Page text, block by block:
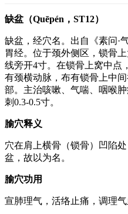
缺盆（Quēpén，ST12）
缺盆，经穴名。出自《素问·
胃经。位于颈外侧区，锁骨
线旁开4寸。在锁骨上窝中点
有颈横动脉，布有锁骨上中
部。主治咳嗽、气喘、咽喉
刺0.3-0.5寸。
腧穴释义
穴在肩上横骨（锁骨）凹陷
盆，故以为名。
腧穴功用
宣肺理气，活络止痛，调理气